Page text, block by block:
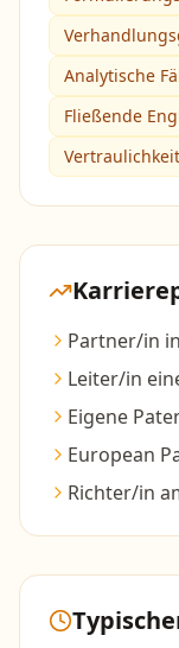
Analytische
Fließende
Partner/in
Leiter/in
Eigene
European
Richter/in